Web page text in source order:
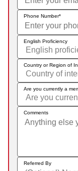
Phone Number
English Proficiency
Country or Region of
Are you currently a
Comments
Referred By